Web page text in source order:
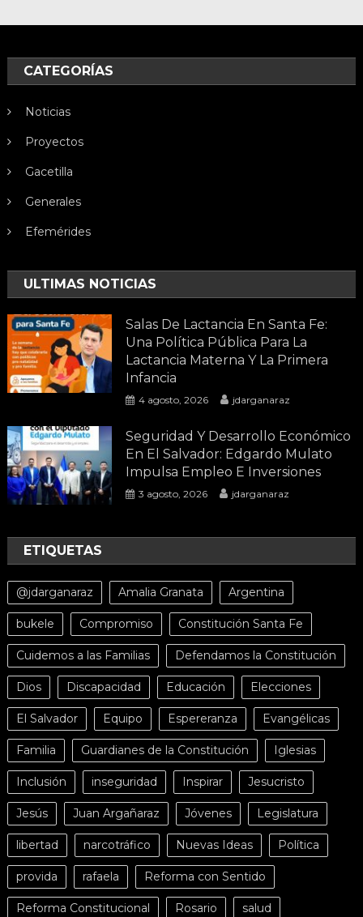
CATEGORÍAS
Noticias
Proyectos
Gacetilla
Generales
Efemérides
ULTIMAS NOTICIAS
Salas De Lactancia En Santa Fe:
Una Política Pública Para La
Lactancia Materna Y La Primera
Infancia
4 agosto, 2026 jdarganaraz
Seguridad Y Desarrollo Económico
En El Salvador: Edgardo Mulato
Impulsa Empleo E Inversiones
3 agosto, 2026 jdarganaraz
ETIQUETAS
@jdarganaraz Amalia Granata Argentina
bukele Compromiso Constitución Santa Fe
Cuidemos a las Familias Defendamos la Constitución
Dios Discapacidad Educación Elecciones
El Salvador Equipo Espereranza Evangélicas
Familia Guardianes de la Constitución Iglesias
Inclusión inseguridad Inspirar Jesucristo
Jesús Juan Argañaraz Jóvenes Legislatura
libertad narcotráfico Nuevas Ideas Política
provida rafaela Reforma con Sentido
Reforma Constitucional Rosario salud